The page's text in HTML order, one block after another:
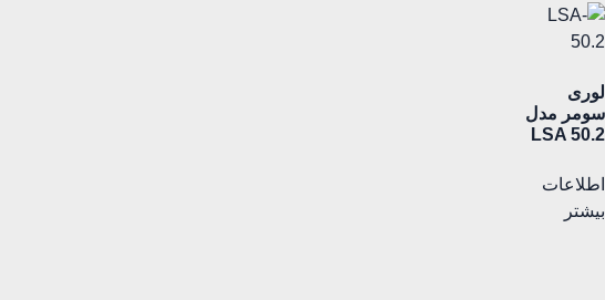
لوری
سومر مدل
LSA 50.2
اطلاعات
بیشتر